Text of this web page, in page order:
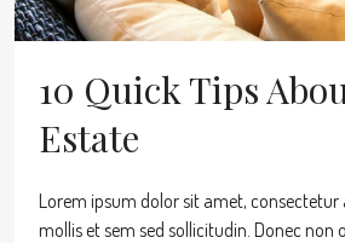
10 Quick Tips
Estate
Lorem ipsum dolor sit amet, consectetur
mollis et sem sed sollicitudin. Donec non